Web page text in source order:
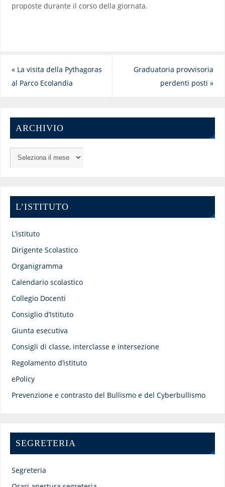
proposte durante il corso della giornata.
«La visita della Pythagoras
al Parco Ecolandia
Graduatoria provvisoria
perdenti posti»
ARCHIVIO
L’ISTITUTO
L’istituto
Dirigente Scolastico
Organigramma
Calendario scolastico
Collegio Docenti
Consiglio d’Istituto
Giunta esecutiva
Consigli di classe, interclasse e intersezione
Regolamento d’istituto
ePolicy
Prevenzione e contrasto del Bullismo e del Cyberbullismo
SEGRETERIA
Segreteria